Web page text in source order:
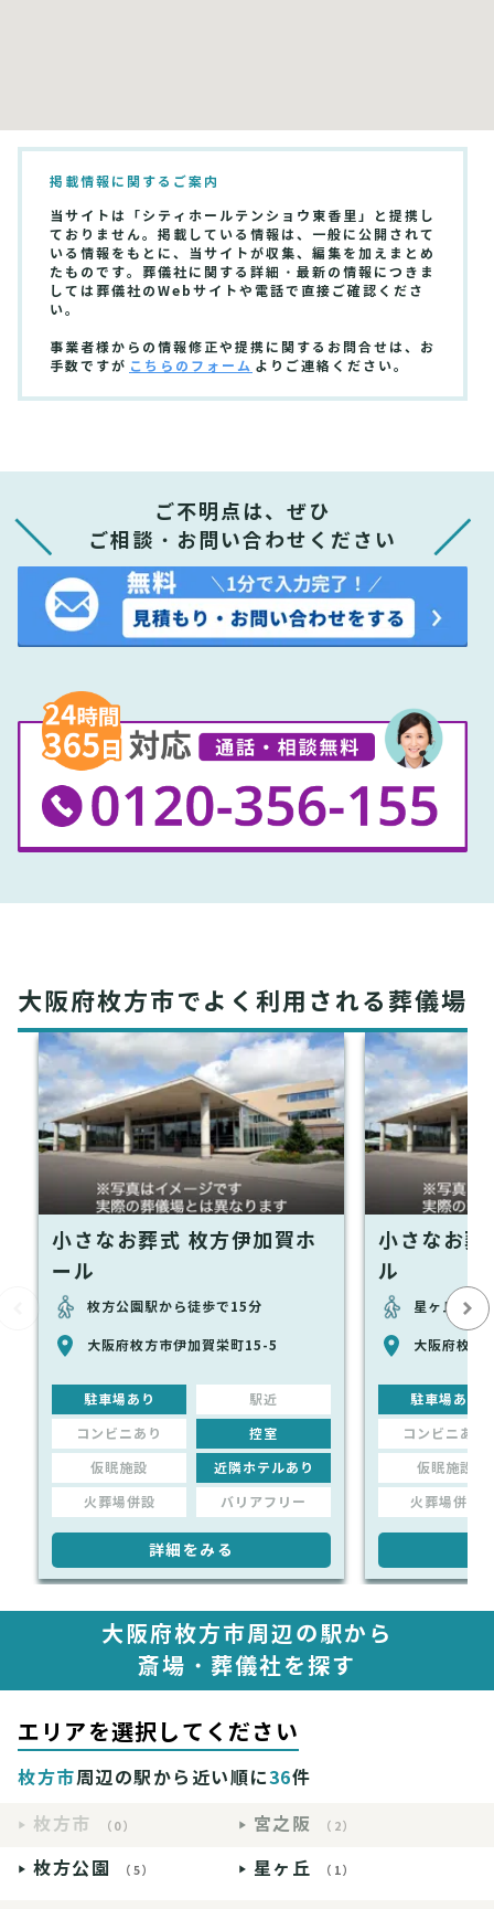
掲載情報に関するご案内
当サイトは「シティホールテンショウ東香里」と提携し
ておりません。掲載している情報は、一般に公開されて
いる情報をもとに、当サイトが収集、編集を加えまとめ
たものです。葬儀社に関する詳細・最新の情報につきま
しては葬儀社のWebサイトや電話で直接ご確認くださ
い。
事業者様からの情報修正や提携に関するお問合せは、お
手数ですが こちらのフォーム よりご連絡ください。
ご不明点は、ぜひ
ご相談・お問い合わせください
大阪府枚方市でよく利用される葬儀場
小さなお葬式 枚方伊加賀ホ
ール
枚方公園駅から徒歩で15分
大阪府枚方市伊加賀栄町15-5
駐車場あり 駅近
コンビニあり 控室
仮眠施設 近隣ホテルあり
火葬場併設 バリアフリー
詳細をみる
小さなお葬
ル
星ヶ丘駅か
大阪府枚方
駐車場あり
コンビニあり
仮眠施設
火葬場併設
大阪府枚方市周辺の駅から
斎場・葬儀社を探す
エリアを選択してください
枚方市周辺の駅から近い順に36件
枚方市
（0） 宮之阪 （2）
枚方公園 （5） 星ヶ丘 （1）